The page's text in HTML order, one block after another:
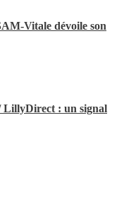
Vitale dévoile son
: un signal